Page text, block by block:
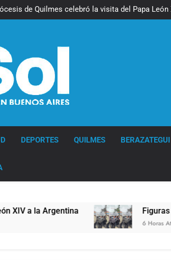
de Quilmes celebró la visita del Papa León
de la cultura se sumaron a la marcha frente al
de Quilmes celebró la visita del Papa León
de la cultura se sumaron a la marcha frente al
jornada negativa para los activos argentinos:
en Wall Street y el riesgo país quedó al borde
DEPORTES QUILMES BERAZATEGUI
Figuras de la
6 Horas Atrás